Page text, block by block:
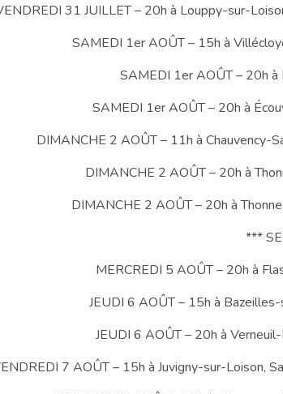
31 JUILLET – 20h à Louppy-sur-
SAMEDI 1er AOÛT – 15h à
SAMEDI 1er AOÛT – 20h à
SAMEDI 1er AOÛT – 20h à
DIMANCHE 2 AOÛT – 11h à Chauvency-
DIMANCHE 2 AOÛT – 20h à
DIMANCHE 2 AOÛT – 20h à
***
MERCREDI 5 AOÛT – 20h à
JEUDI 6 AOÛT – 15h à
JEUDI 6 AOÛT – 20h à
7 AOÛT – 15h à Juvigny-sur-Loison,